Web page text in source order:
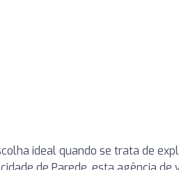
ideal quando se trata de